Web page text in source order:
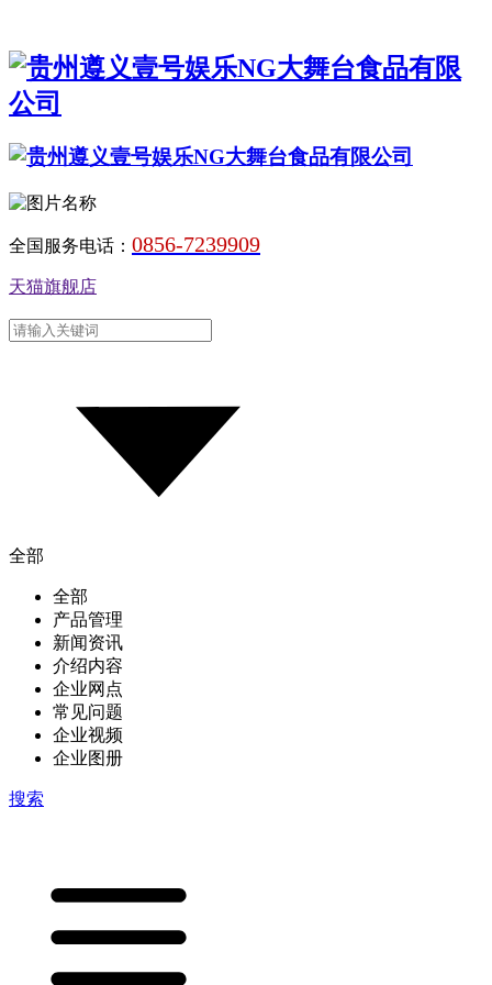
全国服务电话： 0856-7239909
天猫旗舰店
全部
全部
产品管理
新闻资讯
介绍内容
企业网点
常见问题
企业视频
企业图册
搜索